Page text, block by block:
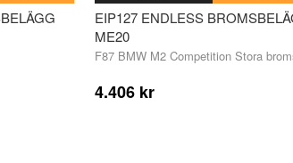
EIP127 ENDLESS
ME20
F87 BMW M2 Competition Stora
4.406 kr